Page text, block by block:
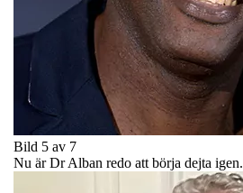
Bild 5 av 7
Nu är Dr Alban redo att börja dejta igen.